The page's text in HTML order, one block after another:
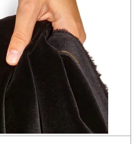
kan
vælges
på
varesiden